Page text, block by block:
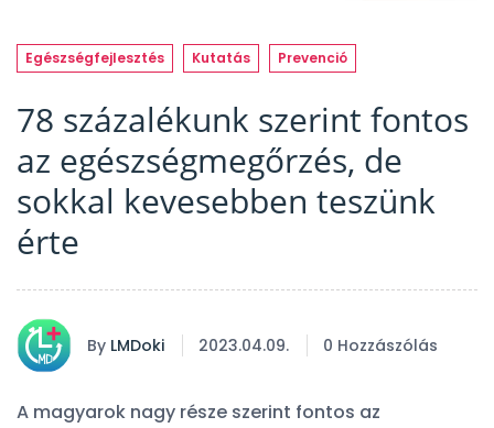
Egészségfejlesztés Kutatás Prevenció
78 százalékunk szerint fontos
az egészségmegőrzés, de
sokkal kevesebben teszünk
érte
By LMDoki 2023.04.09. 0 Hozzászólás
A magyarok nagy része szerint fontos az